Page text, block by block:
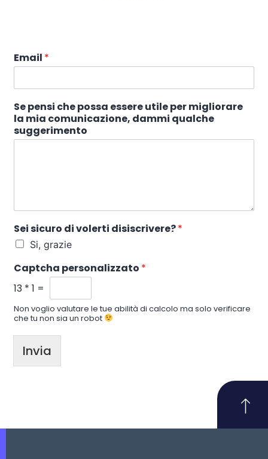
Email *
Se pensi che possa essere utile per migliorare
la mia comunicazione, dammi qualche
suggerimento
Sei sicuro di volerti disiscrivere?*
Si, grazie
Captcha personalizzato *
13 * 1 =
Non voglio valutare le tue abilità di calcolo ma solo verificare
che tu non sia un robot
Invia